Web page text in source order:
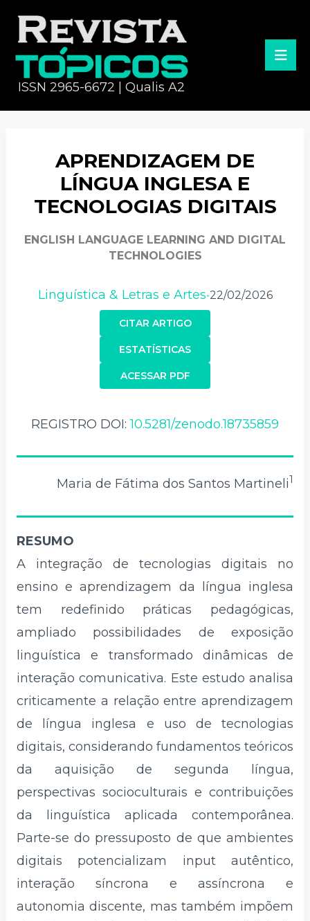
ISSN 2965-6672 | Qualis A2
APRENDIZAGEM DE
LÍNGUA INGLESA E
TECNOLOGIAS DIGITAIS
ENGLISH LANGUAGE LEARNING AND DIGITAL
TECHNOLOGIES
Linguística & Letras e Artes•22/02/2026
CITAR ARTIGO
ACESSAR PDF
ESTATÍSTICAS
REGISTRO DOI:10.5281/zenodo.18735859
Maria de Fátima dos Santos Martineli1
RESUMO
A integração de tecnologias digitais no
ensino e aprendizagem da língua inglesa
tem redefinido práticas pedagógicas,
ampliado possibilidades de exposição
linguística e transformado dinâmicas de
interação comunicativa. Este estudo analisa
criticamente a relação entre aprendizagem
de língua inglesa e uso de tecnologias
digitais, considerando fundamentos teóricos
da aquisição de segunda língua,
perspectivas socioculturais e contribuições
da linguística aplicada contemporânea.
Parte-se do pressuposto de que ambientes
digitais potencializam input autêntico,
interação síncrona e assíncrona e
autonomia discente, mas também impõem